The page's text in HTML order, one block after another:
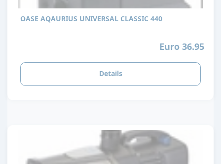
OASE AQAURIUS UNIVERSAL CLASSIC 440
Euro 36.95
Details